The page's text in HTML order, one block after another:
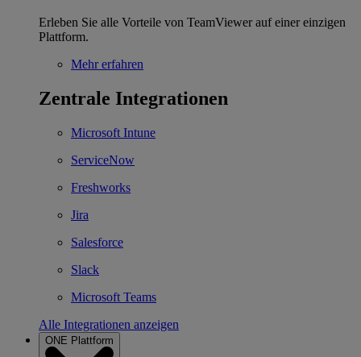
Erleben Sie alle Vorteile von TeamViewer auf einer einzigen
Plattform.
Mehr erfahren
Zentrale Integrationen
Microsoft Intune
ServiceNow
Freshworks
Jira
Salesforce
Slack
Microsoft Teams
Alle Integrationen anzeigen
ONE Plattform